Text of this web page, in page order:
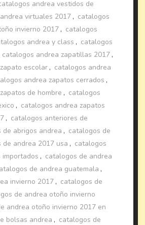
andrea vestidos de
virtuales 2017 , catalogos
invierno 2017 , catalogos
andrea y class , catalogos
catalogos andrea zapatillas 2017 ,
escolar , catalogos andrea
andrea zapatos cerrados ,
de hombre , catalogos
, catalogos andrea zapatos
, catalogos anteriores de
de abrigos andrea , catalogos de
de andrea 2017 usa , catalogos
, catalogos de andrea
de andrea guatemala ,
invierno 2017 , catalogos de
de andrea otoño invierno
andrea otoño invierno 2017 en
bolsas andrea , catalogos de